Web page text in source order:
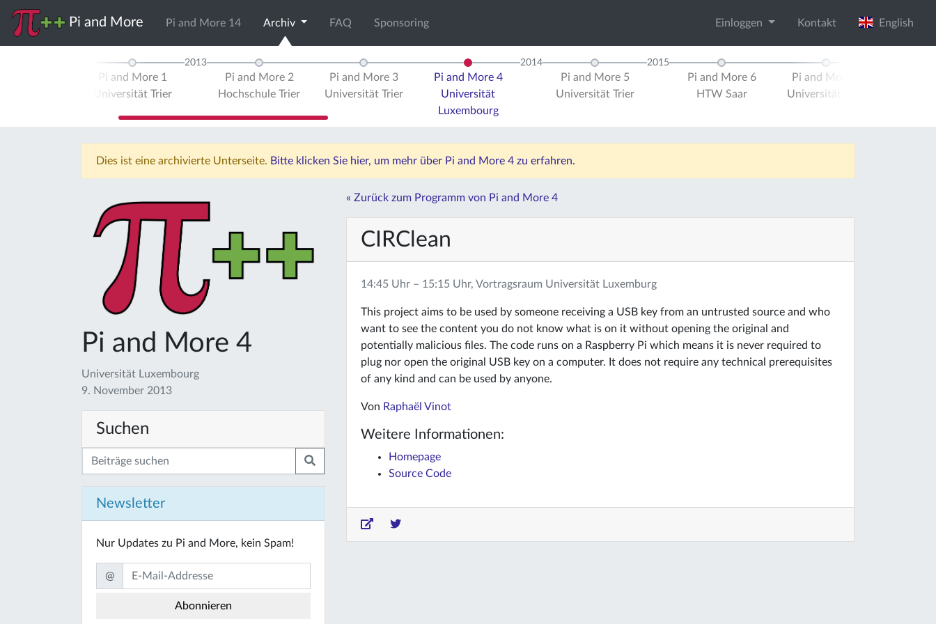
Pi and More Pi and More 14 Archiv FAQ Sponsoring Einloggen Kontakt English
Pi and More 1
Universität Trier
2013
Pi and More 2
Hochschule Trier
Pi and More 3
Universität Trier
Pi and More 4
Universität
Luxembourg
2014
Pi and More 5
Universität Trier
2015
Pi and More 6
HTW Saar
Pi and More 7
Universität Trier
Dies ist eine archivierte Unterseite. Bitte klicken Sie hier, um mehr über Pi and More 4 zu erfahren.
Pi and More 4
Universität Luxembourg
9. November 2013
Suchen
Newsletter
Nur Updates zu Pi and More, kein Spam!
@
« Zurück zum Programm von Pi and More 4
CIRClean
14:45 Uhr – 15:15 Uhr, Vortragsraum Universität Luxemburg
This project aims to be used by someone receiving a USB key from an untrusted source and who
want to see the content you do not know what is on it without opening the original and
potentially malicious files. The code runs on a Raspberry Pi which means it is never required to
plug nor open the original USB key on a computer. It does not require any technical prerequisites
of any kind and can be used by anyone.
Von Raphaël Vinot
Weitere Informationen:
Homepage
Source Code